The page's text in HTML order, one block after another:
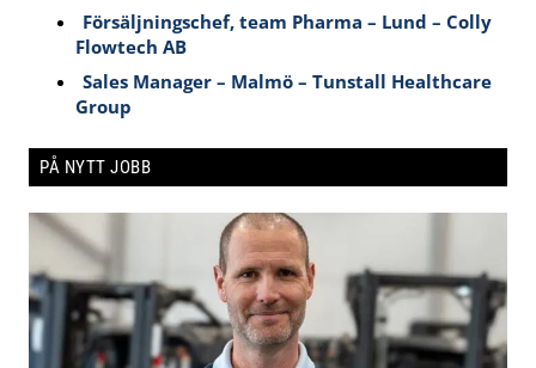
Försäljningschef, team Pharma – Lund – Colly
Flowtech AB
Sales Manager – Malmö – Tunstall Healthcare
Group
PÅ NYTT JOBB